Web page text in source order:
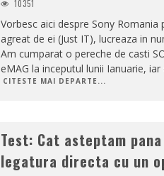
10351
Vorbesc aici despre Sony Romania
agreat de ei (Just IT), lucreaza in
Am cumparat o pereche de casti
eMAG la inceputul lunii Ianuarie, iar
CITESTE MAI DEPARTE...
Test: Cat asteptam
legatura directa cu un